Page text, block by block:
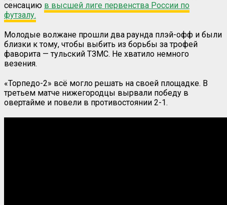
сенсацию в высшей лиге первенства России по
футзалу.
Молодые волжане прошли два раунда плэй-офф и были
близки к тому, чтобы выбить из борьбы за трофей
фаворита — тульский ТЗМС. Не хватило немного
везения.
«Торпедо-2» всё могло решать на своей площадке. В
третьем матче нижегородцы вырвали победу в
овертайме и повели в противостоянии 2-1.